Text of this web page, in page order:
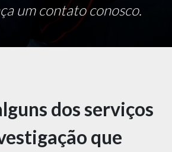
um contato conosco.
dos serviços
que